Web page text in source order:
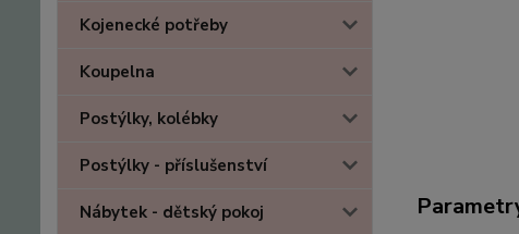
Kojenecké potřeby
Koupelna
Postýlky, kolébky
Postýlky - příslušenství
Nábytek - dětský pokoj